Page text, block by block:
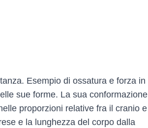
Esempio di ossatura e forza in
sue forme. La sua conformazione
proporzioni relative fra il cranio e
e la lunghezza del corpo dalla